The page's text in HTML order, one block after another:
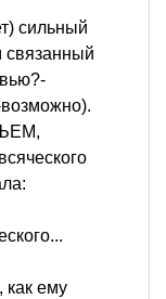
сильный
как ему